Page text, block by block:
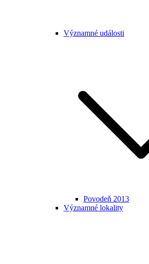
Významné události
Povodeň 2013
Významné lokality